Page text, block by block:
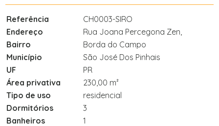
Referência
CH0003-SIRO
Endereço
Rua Joana Percegona Zen,
Bairro
Borda do Campo
Município
São José Dos Pinhais
UF
PR
Área privativa
230,00 m²
Tipo de uso
residencial
Dormitórios
3
Banheiros
1